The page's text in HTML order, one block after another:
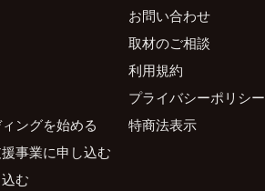
ングを始める
事業に申し込む
む
お問い合わせ
取材のご相談
利用規約
プライバシーポリシー
特商法表示